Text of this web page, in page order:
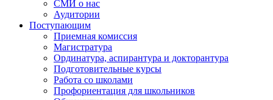
СМИ о нас
Аудитории
Поступающим
Приемная комиссия
Магистратура
Ординатура, аспирантура и докторантура
Подготовительные курсы
Работа со школами
Профориентация для школьников